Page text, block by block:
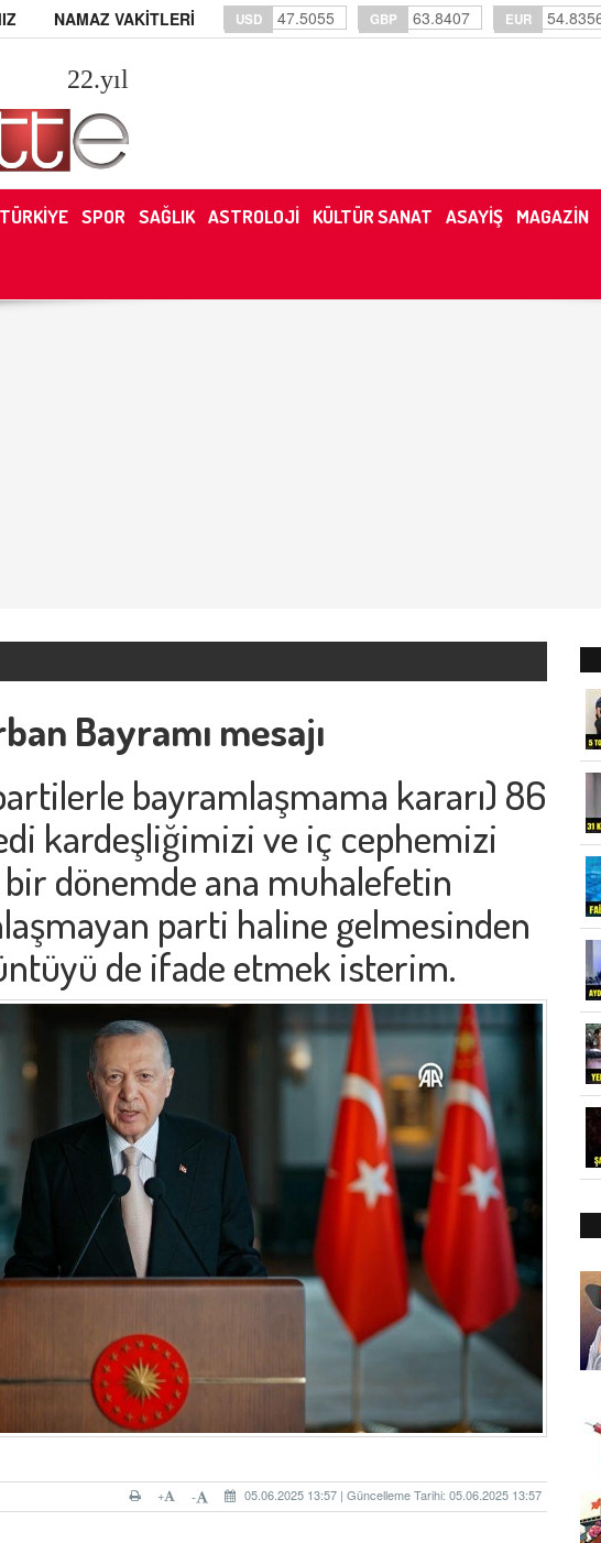
NAMAZ VAKİTLERİ USD 47.5055 GBP 63.8407 EUR
22.yıl
TÜRKİYE SPOR SAĞLIK ASTROLOJİ KÜLTÜR SANAT ASAYİŞ MAGAZİN
Bayramı mesajı
bayramlaşmama kararı) 86
kardeşliğimizi ve iç cephemizi
dönemde ana muhalefetin
parti haline gelmesinden
de ifade etmek isterim.
05.06.2025 13:57 | Güncelleme Tarihi: 05.06.2025 13:57
-
+